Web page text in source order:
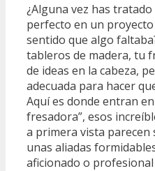
¿Alguna vez has
perfecto en un
sentido que algo
tableros de madera, tu
de ideas en la cabeza,
adecuada para hacer
Aquí es donde entran
fresadora”, esos
a primera vista parecen
unas aliadas
aficionado o